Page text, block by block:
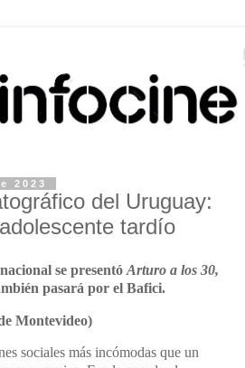
2023
del Uruguay:
tardío
se presentó Arturo a los 30,
pasará por el Bafici.
Montevideo)
sociales más incómodas que un